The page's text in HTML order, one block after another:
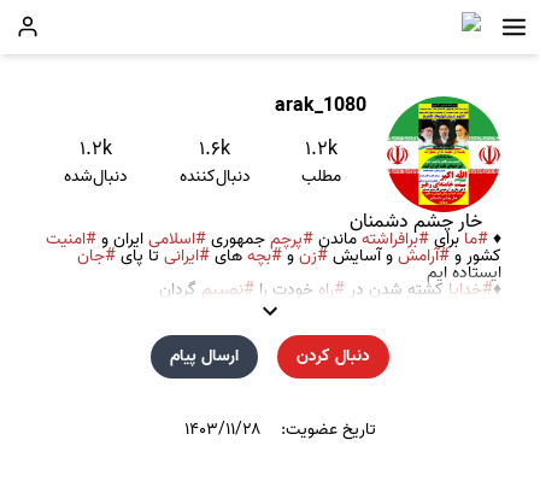
arak_1080
۱.۲k
مطلب
۱.۶k
دنبال‌کننده
۱.۲k
دنبال‌شده
خار چشم دشمنان
♦️#مابرای#برافراشتهماندن#پرچمجمهوری#اسلامیایران و#امنیت
کشور و#آرامشو آسایش#زنو#بچههای#ایرانیتا پای#جان
ایستاده ایم
♦️#خدایا کشته شدن در #راه خودت را #نصیبم گردان
آیت الله
#سید_مجتبی_حسینی_خامنه_ای
دنبال کردن ارسال پیام
تاریخ عضویت: ۱۴۰۳/۱۱/۲۸